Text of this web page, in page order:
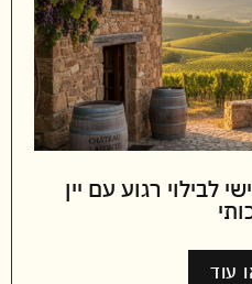
לבילוי רגוע עם יין
עוד